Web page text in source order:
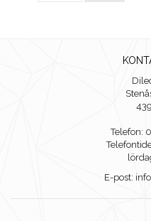
Telefon:
E-post: